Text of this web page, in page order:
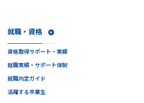
就職・資格
資格取得サポート・実績
就職実績・サポート体制
就職内定ガイド
活躍する卒業生